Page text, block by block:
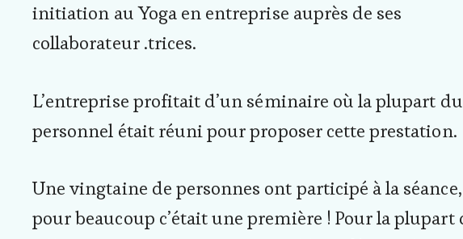
initiation au Yoga en entreprise auprès de ses
collaborateur .trices.
L’entreprise profitait d’un séminaire où la plupart du
personnel était réuni pour proposer cette prestation.
Une vingtaine de personnes ont participé à la
pour beaucoup c’était une première ! Pour la plupart